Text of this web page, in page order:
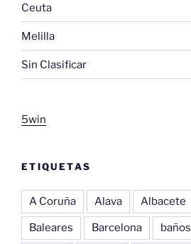
Ceuta
Melilla
Sin Clasificar
5win
ETIQUETAS
A Coruña Alava Albacete
Baleares Barcelona baños